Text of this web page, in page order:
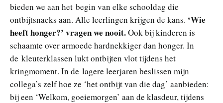
bieden we aan het begin van elke schooldag die
ontbijtsnacks aan. Alle leerlingen krijgen de kans. ‘Wie
heeft honger?’ vragen we nooit.Ook bij kinderen is
schaamte over armoede hardnekkiger dan honger. In
de kleuterklassen lukt ontbijten vlot tijdens het
kringmoment. In de lagere leerjaren beslissen mijn
collega’s zelf hoe ze ‘het ontbijt van die dag’ aanbieden:
bij een ‘Welkom, goeiemorgen’ aan de klasdeur, tijdens